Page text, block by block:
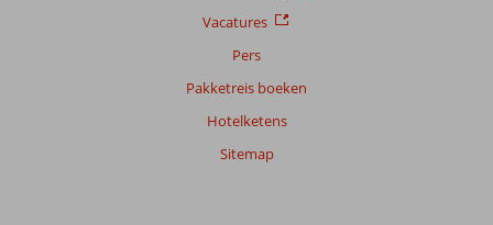
Vacatures
Pers
Pakketreis boeken
Hotelketens
Sitemap